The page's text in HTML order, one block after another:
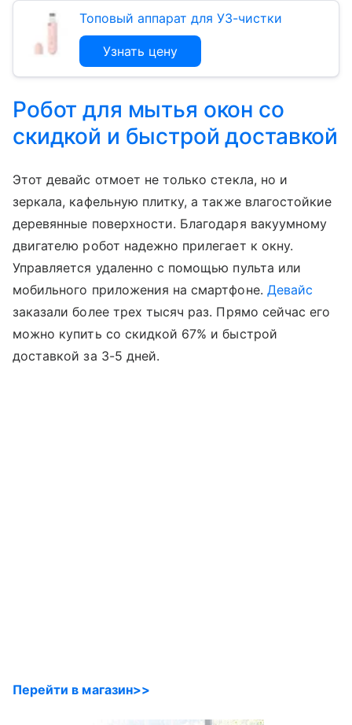
Топовый аппарат для УЗ-чистки
Узнать цену
Робот для мытья окон со
скидкой и быстрой доставкой
Этот девайс отмоет не только стекла, но и
зеркала, кафельную плитку, а также влагостойкие
деревянные поверхности. Благодаря вакуумному
двигателю робот надежно прилегает к окну.
Управляется удаленно с помощью пульта или
мобильного приложения на смартфоне. Девайс
заказали более трех тысяч раз. Прямо сейчас его
можно купить со скидкой 67% и быстрой
доставкой за 3-5 дней.
Перейти в магазин>>